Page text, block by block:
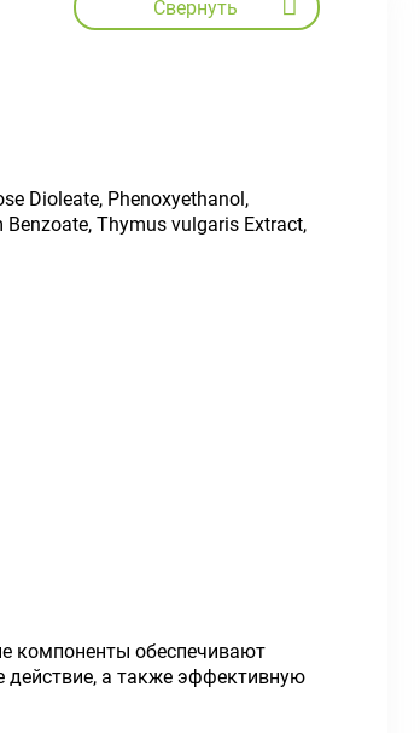
Свернуть
Dioleate, Phenoxyethanol,
Thymus vulgaris Extract,
компоненты обеспечивают
а также эффективную